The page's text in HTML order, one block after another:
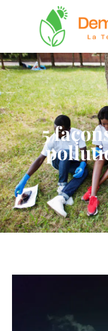
5